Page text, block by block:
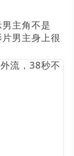
主角不是
男主身上很